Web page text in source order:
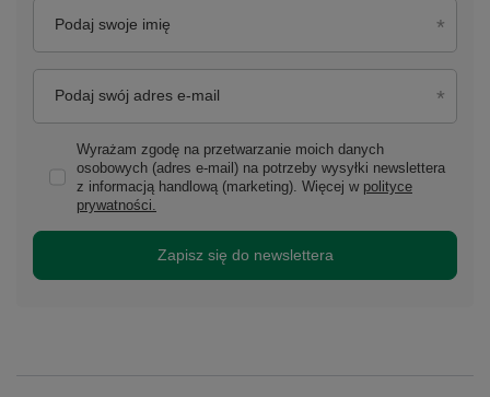
Podaj swoje imię
Podaj swój adres e-mail
Wyrażam zgodę na przetwarzanie moich danych
osobowych (adres e-mail) na potrzeby wysyłki newslettera
z informacją handlową (marketing). Więcej w polityce
prywatności.
Zapisz się do newslettera